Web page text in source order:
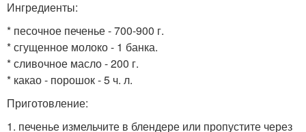
Ингредиенты:
* песочное печенье - 700-900 г.
* сгущенное молоко - 1 банка.
* сливочное масло - 200 г.
* какао - порошок - 5 ч. л.
Приготовление:
1. печенье измельчите в блендере или пропустите через